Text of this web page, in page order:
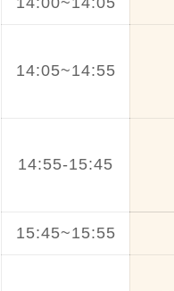
14:05~14:55
14:55-15:45
15:45~15:55